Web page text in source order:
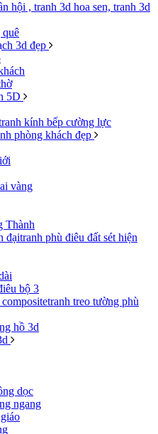
hội , tranh 3d hoa sen, tranh 3d
quê
3d đẹp
5D
kính bếp cường lực
phòng khách đẹp
vàng
Thành
tranh phù điêu đất sét hiện
bộ 3
tranh treo tường phù
hồ 3d
dọc
ngang